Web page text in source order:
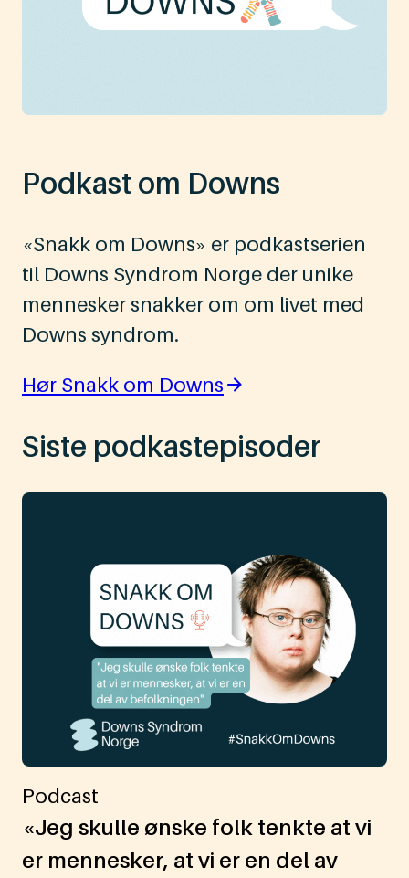
Podkast om Downs
«Snakk om Downs» er podkastserien
til Downs Syndrom Norge der unike
mennesker snakker om om livet med
Downs syndrom.
Hør Snakk om Downs
Siste podkastepisoder
Podcast
«Jeg skulle ønske folk tenkte at vi
er mennesker, at vi er en del av